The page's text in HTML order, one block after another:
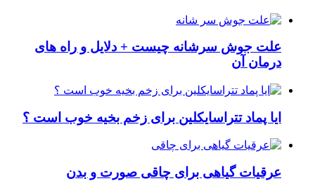
علت جوش سرشانه چیست + دلایل و راه های
درمان آن
ایا پماد تتراسایکلین برای زخم بخیه خوب است ؟
عرقیات گیاهی برای چاقی صورت و بدن